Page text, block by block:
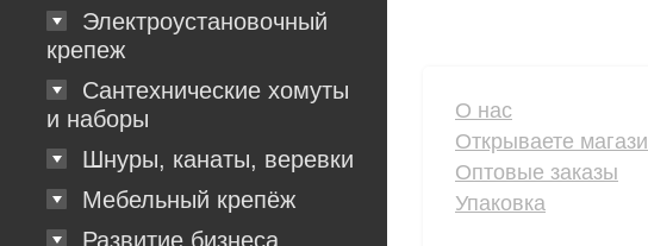
Электроустановочный
крепеж
Сантехнические хомуты
и наборы
Шнуры, канаты, веревки
Мебельный крепёж
Развитие бизнеса
О нас
Открываете
Оптовые заказы
Упаковка